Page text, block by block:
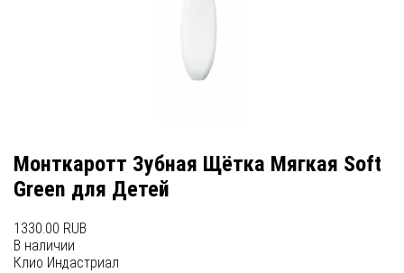
Монткаротт Зубная Щётка Мягкая Soft
Green для Детей
1330.00 RUB
В наличии
Клио Индастриал